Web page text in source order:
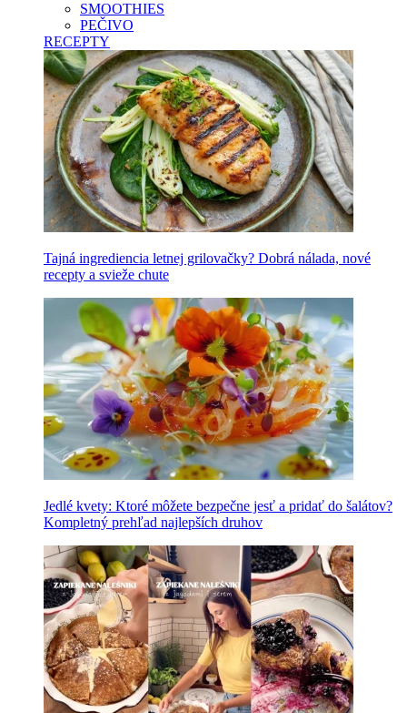
SMOOTHIES
PEČIVO
RECEPTY
Tajná ingrediencia letnej grilovačky? Dobrá nálada, nové
recepty a svieže chute
Jedlé kvety: Ktoré môžete bezpečne jesť a pridať do šalátov?
Kompletný prehľad najlepších druhov